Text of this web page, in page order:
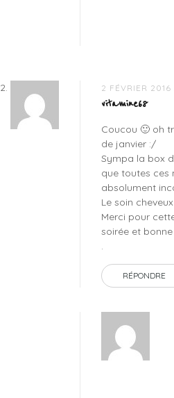
2 FÉVRIER 2016
vitamine68
Coucou 🙂 oh
de janvier :/
Sympa la box
que toutes ces
absolument
Le soin
Merci pour
soirée et
.
RÉPONDRE